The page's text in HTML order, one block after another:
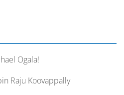
Ogala!
Raju Koovappally